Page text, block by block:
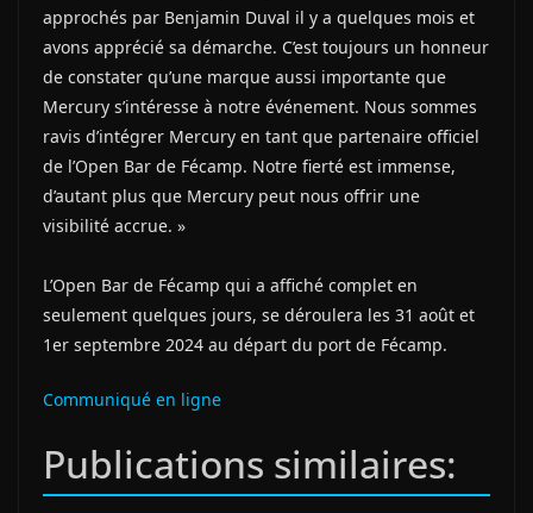
approchés par Benjamin Duval il y a quelques mois et
avons apprécié sa démarche. C’est toujours un honneur
de constater qu’une marque aussi importante que
Mercury s’intéresse à notre événement. Nous sommes
ravis d’intégrer Mercury en tant que partenaire officiel
de l’Open Bar de Fécamp. Notre fierté est immense,
d’autant plus que Mercury peut nous offrir une
visibilité accrue. »
L’Open Bar de Fécamp qui a affiché complet en
seulement quelques jours, se déroulera les 31 août et
1er septembre 2024 au départ du port de Fécamp.
Communiqué en ligne
Publications similaires: